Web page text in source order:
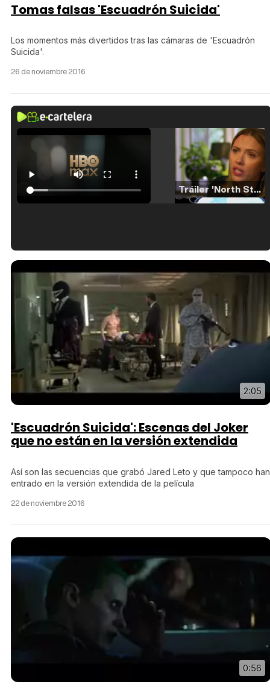
Tomas falsas 'Escuadrón Suicida'
Los momentos más divertidos tras las cámaras de 'Escuadrón
Suicida'.
26 de noviembre 2016
Tráiler 'North Star' (2023)
Tráiler en español de 'La isla olvidada'
Tráiler Oficial en VOSE 'The Audacity'
Tráiler en español 'Outcome' (2026)
Tráiler 'Do Not Enter' (2026)
2:05
'Escuadrón Suicida': Escenas del Joker
que no están en la versión extendida
Así son las secuencias que grabó Jared Leto y que tampoco han
entrado en la versión extendida de la película
22 de noviembre 2016
0:56